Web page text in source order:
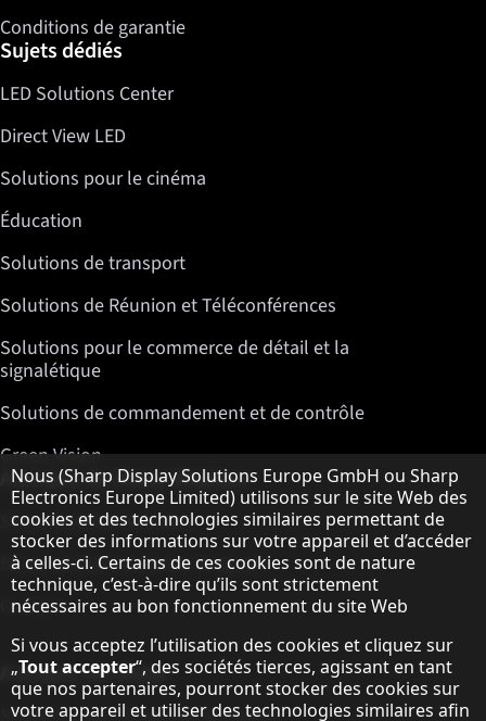
Conditions de garantie
Sujets dédiés
LED Solutions Center
Direct View LED
Solutions pour le cinéma
Éducation
Solutions de transport
Solutions de Réunion et Téléconférences
Solutions pour le commerce de détail et la
signalétique
Solutions de commandement et de contrôle
Green Vision
A propos de Sharp Displays
Sharp Display Solutions
Sharp Global Customer Program
Contact
A propos de Sharp
Remarque concernant la protection des
Nous (Sharp Display Solutions Europe GmbH ou Sharp
Electronics Europe Limited) utilisons sur le site Web des
cookies et des technologies similaires permettant de
stocker des informations sur votre appareil et d’accéder
à celles-ci. Certains de ces cookies sont de nature
technique, c’est-à-dire qu’ils sont strictement
nécessaires au bon fonctionnement du site Web
Si vous acceptez l’utilisation des cookies et cliquez sur
„Tout accepter“, des sociétés tierces, agissant en tant
que nos partenaires, pourront stocker des cookies sur
votre appareil et utiliser des technologies similaires afin